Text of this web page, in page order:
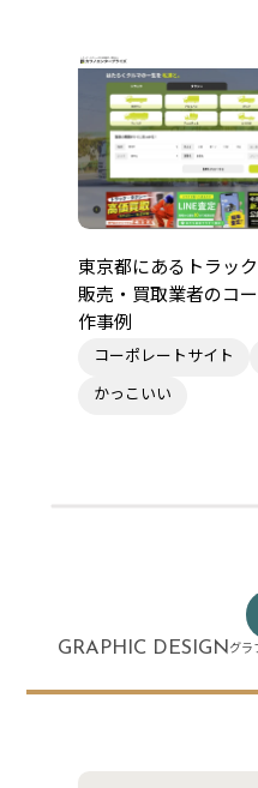
東京都にあるトラッ
販売・買取業者のコ
作事例
コーポレートサイト
かっこいい
GRAPHIC DESIGN グラ